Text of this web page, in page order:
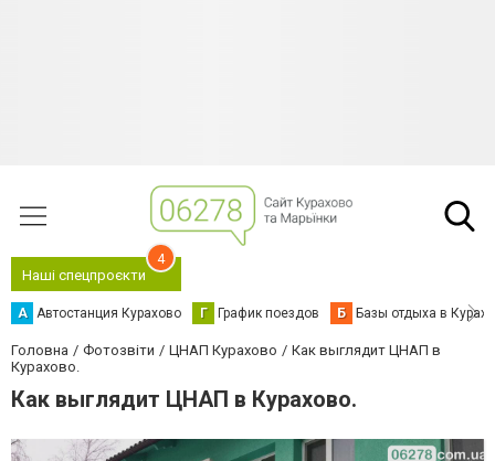
Наші спецпроєкти
4
А Автостанция Курахово Г График поездов Б Базы отдыха в
Головна Фотозвіти ЦНАП Курахово
Как выглядит ЦНАП в
Курахово.
Как выглядит ЦНАП в Курахово.